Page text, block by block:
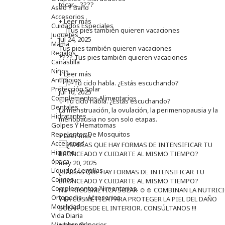
Aseo Y Baño
Accesorios
Cuidados Especiales
Juguetes
Mama
Regalos
Canastilla
Niños
Antipiojos
Protección Solar
Complementos Alimentarios
Dentales
Hidratantes
Golpes Y Hematomas
Repelentes De Mosquitos
Accesorios
Higiene
óptica
Líquidos Lentillas
Colirios
Complementos Alimentarios.
Ortopedia - Accesorios
Movilidad
Vida Diaria
tocar… ????
+ Leer más
jul 24, 2025
Tus pies también quieren vacaciones
???? Tus pies también quieren vacaciones
+ Leer más
jul 10, 2025
✨ Tu ciclo habla. ¿Estás escuchando?
La menstruación, la ovulación, la perimenopausia y la
menopausia no son solo etapas.
+ Leer más
may 20, 2025
¿SABÍAS QUE HAY FORMAS DE INTENSIFICAR TU
BRONCEADO Y CUIDARTE AL MISMO TIEMPO?
NUTRICOSMÉTICA SOLAR ☺️☺️ COMBINAN LA
Y LA COSMÉTICA PARA PROTEGER LA PIEL DEL DAÑO
SOLAR DESDE EL INTERIOR. CONSÚLTANOS !!!